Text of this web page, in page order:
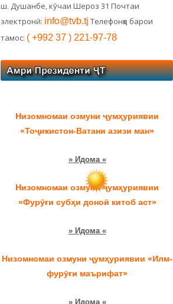
ш. Душанбе, кӯчаи Шероз 31 Почтаи
электронӣ: info@tvb.tj Телефонҳо барои
тамос: ( +992 37 ) 221-97-78
Низомномаи озмуни ҷумҳуриявии
«Тоҷикистон-Ватани азизи ман»
» Идома «
Низомномаи озмуни ҷумҳуриявии
«Фурӯғи субҳи доноӣ китоб аст»
» Идома «
Низомномаи озмуни ҷумҳуриявии «Илм-
фурӯғи маърифат»
» Идома «